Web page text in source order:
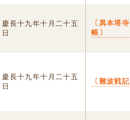
慶長十九年十月二十五
日
〔異本塔
帳〕
慶長十九年十月二十五
日
〔難波戦